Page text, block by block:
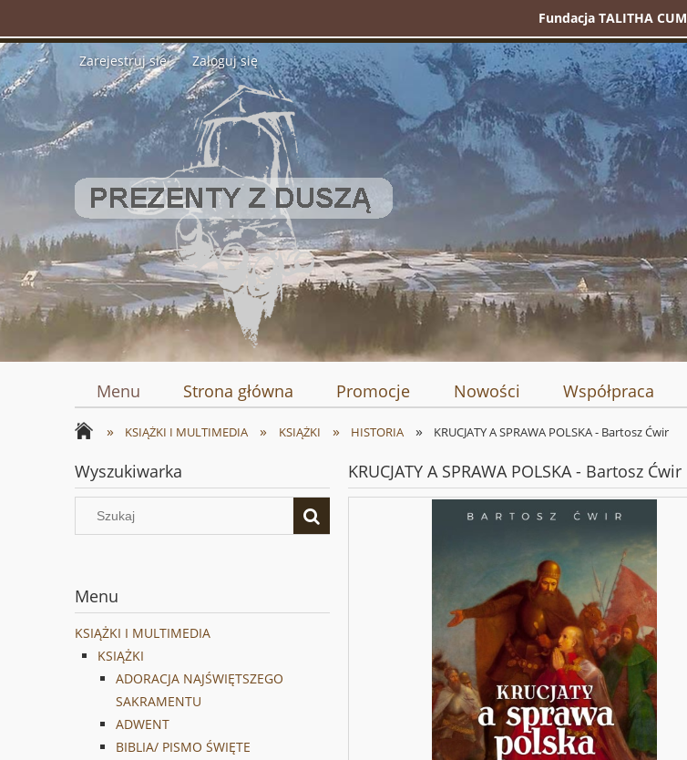
Fundacja TALITHA CUM
Zarejestruj się Zaloguj się
Menu Strona główna Promocje Nowości Współpraca
» KSIĄŻKI I MULTIMEDIA » KSIĄŻKI » HISTORIA » KRUCJATY A SPRAWA POLSKA - Bartosz Ćwir
Wyszukiwarka
Menu
KSIĄŻKI I MULTIMEDIA
KSIĄŻKI
ADORACJA NAJŚWIĘTSZEGO
SAKRAMENTU
ADWENT
BIBLIA/ PISMO ŚWIĘTE
KRUCJATY A SPRAWA POLSKA - Bartosz Ćwir